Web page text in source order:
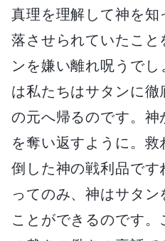
真理を理解して神を
落させられていたこと
ンを嫌い離れ呪うで
は私たちはサタンに
の元へ帰るのです。
を奪い返すように。
倒した神の戦利品です
ってのみ、神はサタ
ことができるのです